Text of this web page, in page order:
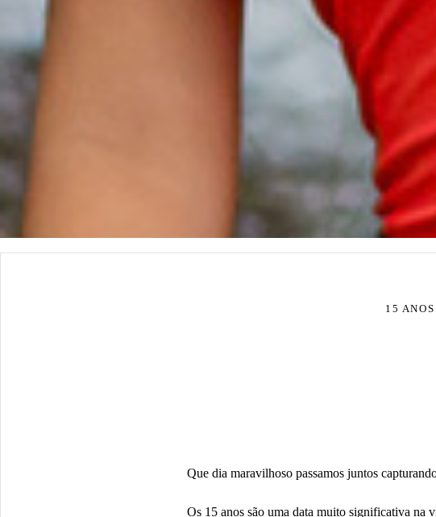
15 ANOS
Que dia maravilhoso passamos juntos
Os 15 anos são uma data muito significativa na